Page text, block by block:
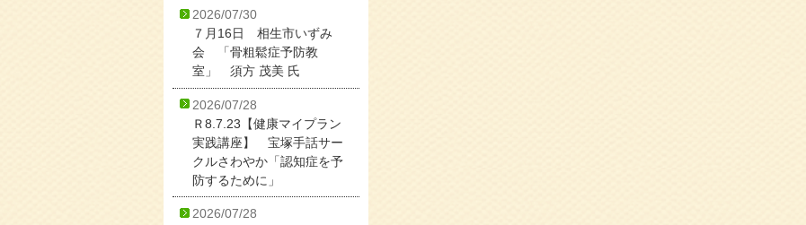
2026/07/30
７月16日 相生市いずみ
会 「骨粗鬆症予防教
室」 須方 茂美 氏
2026/07/28
Ｒ8.7.23【健康マイプラン
実践講座】 宝塚手話サー
クルさわやか「認知症を予
防するために」
2026/07/28